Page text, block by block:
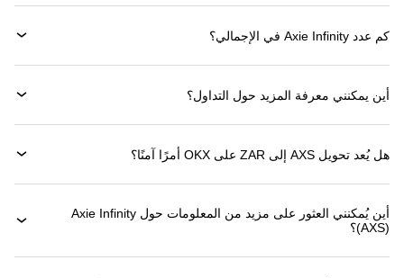
كم عدد Axie Infinity في الإجمالي؟
أين يمكنني معرفة المزيد حول التداول؟
هل يُعد تحويل AXS إلى ZAR على OKX أمرًا آمنًا؟
أين يُمكنني العثور على مزيد من المعلومات حول ‏Axie Infinity
(‏AXS)؟